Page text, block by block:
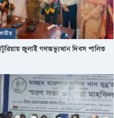
জুলাই গণঅভ্যুত্থান দিবস পালিত